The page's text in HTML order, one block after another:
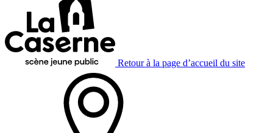
Retour à la page d’accueil du site